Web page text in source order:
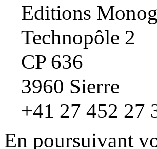
Editions
Technopôle 2
CP 636
3960 Sierre
+41 27 452 27
En poursuivant